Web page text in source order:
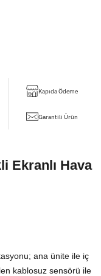
Kapıda Ödeme
Garantili Ürün
Ekranlı Hava
ana ünite ile iç
kablosuz sensörü ile